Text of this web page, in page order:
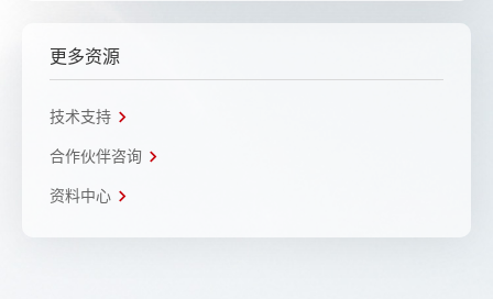
更多资源
技术支持
合作伙伴咨询
资料中心